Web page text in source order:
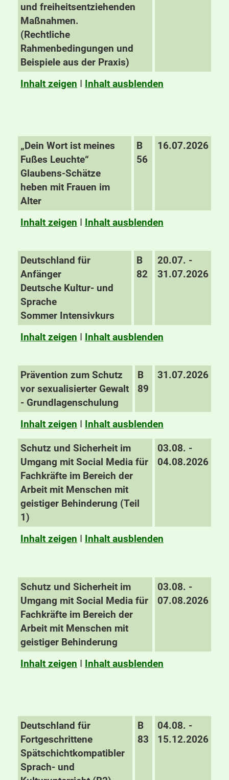
und freiheitsentziehenden
Maßnahmen.
(Rechtliche
Rahmenbedingungen und
Beispiele aus der Praxis)
Inhalt zeigen I Inhalt ausblenden
„Dein Wort ist meines
Fußes Leuchte“
Glaubens-Schätze
heben mit Frauen im
Alter
B
56
16.07.2026
Inhalt zeigen I Inhalt ausblenden
Deutschland für
Anfänger
Deutsche Kultur- und
Sprache
Sommer Intensivkurs
B
82
20.07. -
31.07.2026
Inhalt zeigen I Inhalt ausblenden
Prävention zum Schutz
vor sexualisierter Gewalt
- Grundlagenschulung
B
89
31.07.2026
Inhalt zeigen I Inhalt ausblenden
Schutz und Sicherheit im
Umgang mit Social Media für
Fachkräfte im Bereich der
Arbeit mit Menschen mit
geistiger Behinderung (Teil
1)
03.08. -
04.08.2026
Inhalt zeigen I Inhalt ausblenden
Schutz und Sicherheit im
Umgang mit Social Media für
Fachkräfte im Bereich der
Arbeit mit Menschen mit
geistiger Behinderung
03.08. -
07.08.2026
Inhalt zeigen I Inhalt ausblenden
Deutschland für
Fortgeschrittene
Spätschichtkompatibler
Sprach- und
B
83
04.08. -
15.12.2026